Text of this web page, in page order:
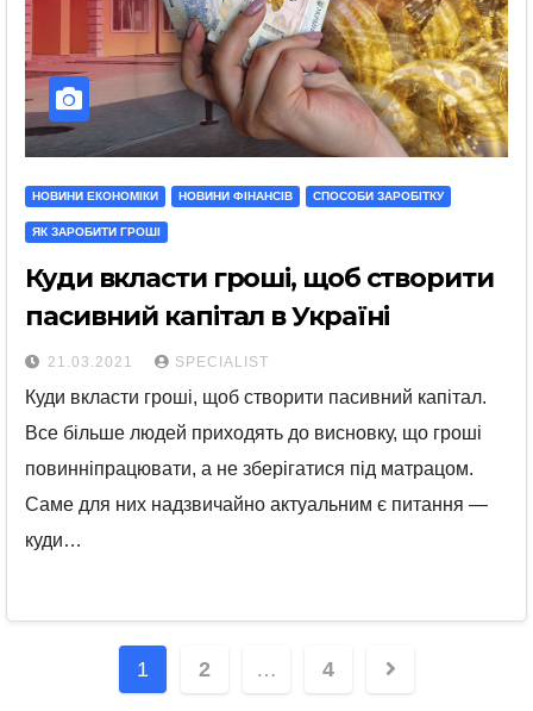
НОВИНИ ЕКОНОМІКИ НОВИНИ ФІНАНСІВ СПОСОБИ ЗАРОБІТКУ
ЯК ЗАРОБИТИ ГРОШІ
Куди вкласти гроші, щоб створити
пасивний капітал в Україні
21.03.2021 SPECIALIST
Куди вкласти гроші, щоб створити пасивний капітал.
Все більше людей приходять до висновку, що гроші
повинніпрацювати, а не зберігатися під матрацом.
Саме для них надзвичайно актуальним є питання —
куди…
Posts
pagination
1 2 … 4